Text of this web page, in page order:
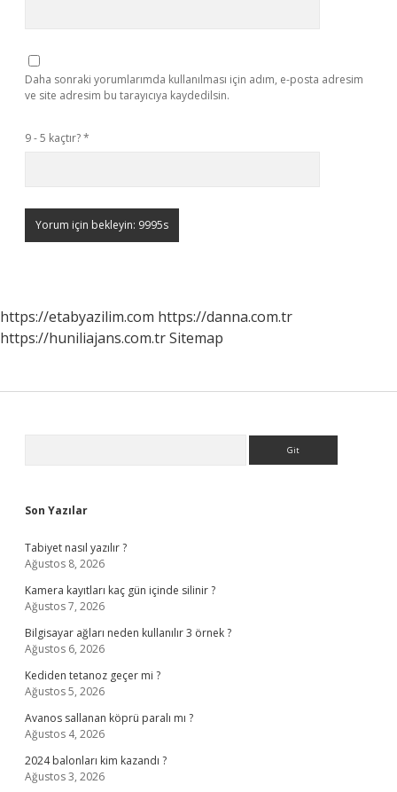
Daha sonraki yorumlarımda kullanılması için adım, e-posta adresim
ve site adresim bu tarayıcıya kaydedilsin.
9 - 5 kaçtır?*
https://etabyazilim.com https://danna.com.tr
https://huniliajans.com.trSitemap
Son Yazılar
Tabiyet nasıl yazılır ?
Ağustos 8, 2026
Kamera kayıtları kaç gün içinde silinir ?
Ağustos 7, 2026
Bilgisayar ağları neden kullanılır 3 örnek ?
Ağustos 6, 2026
Kediden tetanoz geçer mi ?
Ağustos 5, 2026
Avanos sallanan köprü paralı mı ?
Ağustos 4, 2026
2024 balonları kim kazandı ?
Ağustos 3, 2026